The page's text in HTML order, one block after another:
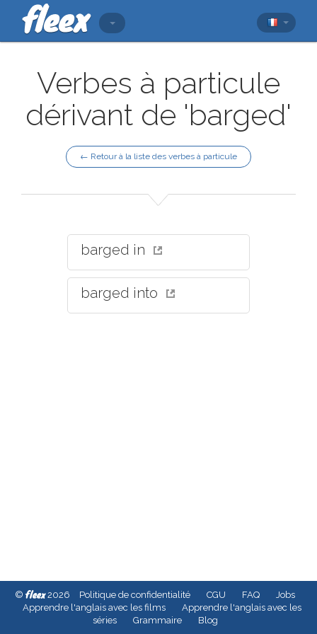
Verbes à particule
dérivant de 'barged'
← Retour à la liste des verbes à particule
barged in
barged into
© fleex2026 Politique de confidentialité CGU FAQ
Jobs
Apprendre l'anglais avec les films
Apprendre l'anglais avec les
séries
Grammaire Blog